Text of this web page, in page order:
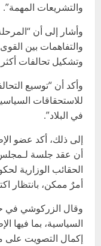
والتشريعات المهمة”.
وأشار إلى أن
والتفاهمات بين
وتشكيل تحالفات
وأكد أن “توسيع
للاستحقاقات
في البلاد”.
إلى ذلك، أكد عضو
أن عقد جلسة
الحقائب الوزارية
أمرٌ ممكن، بانتظار
وقال الزركوشي في
السياسية، بما فيها
إكمال التصويت على